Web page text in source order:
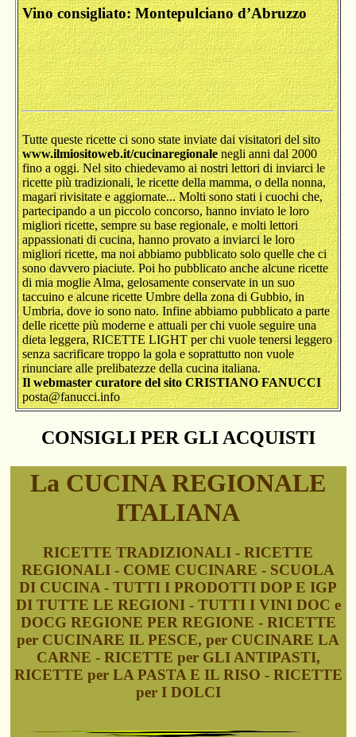
Vino consigliato: Montepulciano d’Abruzzo
Tutte queste ricette ci sono state inviate dai visitatori del sito
www.ilmiositoweb.it/cucinaregionalenegli anni dal 2000
fino a oggi. Nel sito chiedevamo ai nostri lettori di inviarci le
ricette più tradizionali, le ricette della mamma, o della nonna,
magari rivisitate e aggiornate... Molti sono stati i cuochi che,
partecipando a un piccolo concorso, hanno inviato le loro
migliori ricette, sempre su base regionale, e molti lettori
appassionati di cucina, hanno provato a inviarci le loro
migliori ricette, ma noi abbiamo pubblicato solo quelle che ci
sono davvero piaciute. Poi ho pubblicato anche alcune ricette
di mia moglie Alma, gelosamente conservate in un suo
taccuino e alcune ricette Umbre della zona di Gubbio, in
Umbria, dove io sono nato. Infine abbiamo pubblicato a parte
delle ricette più moderne e attuali per chi vuole seguire una
dieta leggera, RICETTE LIGHT per chi vuole tenersi leggero
senza sacrificare troppo la gola e soprattutto non vuole
rinunciare alle prelibatezze della cucina italiana.
Il webmaster curatore del sito CRISTIANO FANUCCI
posta@fanucci.info
CONSIGLI PER GLI ACQUISTI
La CUCINA REGIONALE
ITALIANA
RICETTE TRADIZIONALI - RICETTE
REGIONALI - COME CUCINARE - SCUOLA
DI CUCINA - TUTTI I PRODOTTI DOP E IGP
DI TUTTE LE REGIONI - TUTTI I VINI DOC e
DOCG REGIONE PER REGIONE - RICETTE
per CUCINARE IL PESCE, per CUCINARE LA
CARNE - RICETTE per GLI ANTIPASTI,
RICETTE per LA PASTA E IL RISO - RICETTE
per I DOLCI